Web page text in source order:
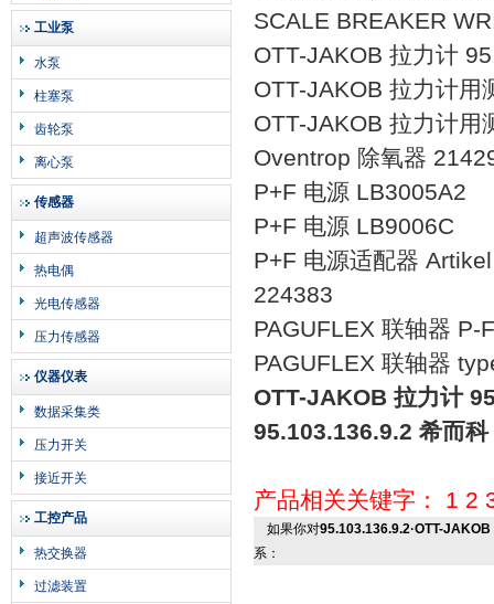
工业泵
水泵
柱塞泵
齿轮泵
离心泵
传感器
超声波传感器
热电偶
光电传感器
压力传感器
仪器仪表
数据采集类
压力开关
接近开关
工控产品
热交换器
过滤装置
SCALE BREAKER
OTT-JAKOB 拉力计
OTT-JAKOB 拉力计
OTT-JAKOB 拉力计
Oventrop 除氧器
P+F 电源 LB3005A2
P+F 电源 LB9006C
P+F 电源适配器
224383
PAGUFLEX 联轴器
PAGUFLEX 联轴器
OTT-JAKOB 拉力计
95.103.136.9.2 希而科
产品相关关键字： 1 2
如果你对95.103.136.9.2·OTT-
系：